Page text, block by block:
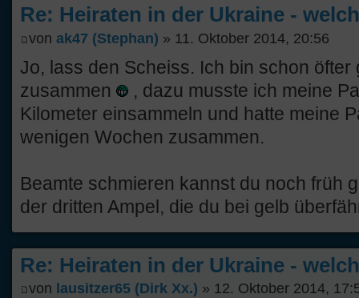
Re: Heiraten in der Ukraine -
von ak47 (Stephan) » 11. Oktober 2014, 20:56
Jo, lass den Scheiss. Ich bin schon
zusammen
, dazu musste ich meine
Kilometer einsammeln und hatte meine
wenigen Wochen zusammen.
Beamte schmieren kannst du noch früh
der dritten Ampel, die du bei gelb
Re: Heiraten in der Ukraine -
von lausitzer65 (Dirk Xx.) » 12. Oktober 2014,